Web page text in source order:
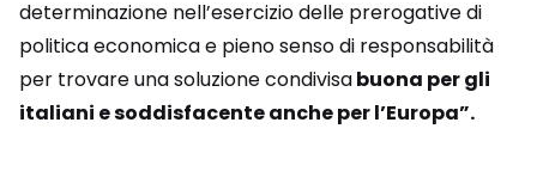
determinazione nell’esercizio delle prerogative di
politica economica e pieno senso di responsabilità
per trovare una soluzione condivisabuona per gli
italiani e soddisfacente anche per l’Europa”.